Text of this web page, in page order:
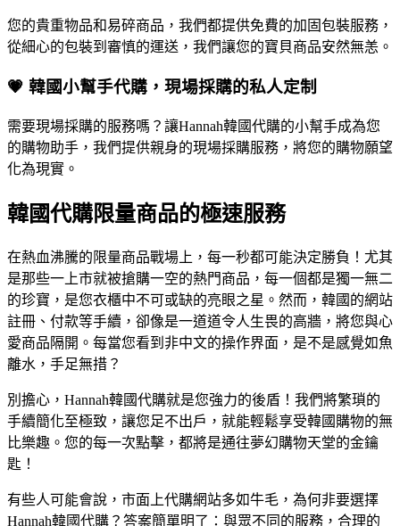
您的貴重物品和易碎商品，我們都提供免費的加固包裝服務，
從細心的包裝到審慎的運送，我們讓您的寶貝商品安然無恙。
💗 韓國小幫手代購，現場採購的私人定制
需要現場採購的服務嗎？讓Hannah韓國代購的小幫手成為您
的購物助手，我們提供親身的現場採購服務，將您的購物願望
化為現實。
韓國代購限量商品的極速服務
在熱血沸騰的限量商品戰場上，每一秒都可能決定勝負！尤其
是那些一上市就被搶購一空的熱門商品，每一個都是獨一無二
的珍寶，是您衣櫃中不可或缺的亮眼之星。然而，韓國的網站
註冊、付款等手續，卻像是一道道令人生畏的高牆，將您與心
愛商品隔開。每當您看到非中文的操作界面，是不是感覺如魚
離水，手足無措？
別擔心，Hannah韓國代購就是您強力的後盾！我們將繁瑣的
手續簡化至極致，讓您足不出戶，就能輕鬆享受韓國購物的無
比樂趣。您的每一次點擊，都將是通往夢幻購物天堂的金鑰
匙！
有些人可能會說，市面上代購網站多如牛毛，為何非要選擇
Hannah韓國代購？答案簡單明了：與眾不同的服務，合理的